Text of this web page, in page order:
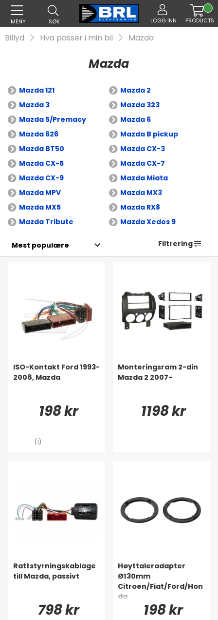
MENY SØK LOGG INN PRODUCTS
Billyd Hva passer i min bil Mazda
Mazda
Mazda 121
Mazda 2
Mazda 3
Mazda 323
Mazda 5/Premacy
Mazda 6
Mazda 626
Mazda B pickup
Mazda BT50
Mazda CX-3
Mazda CX-5
Mazda CX-7
Mazda CX-9
Mazda Miata
Mazda MPV
Mazda MX3
Mazda MX5
Mazda RX8
Mazda Tribute
Mazda Xedos 9
Filtrering
ISO-Kontakt Ford 1993-
2008, Mazda
198 kr
(1)
Monteringsram 2-din
Mazda 2 2007-
1198 kr
Rattstyrningskablage
till Mazda, passivt
798 kr
Høyttaleradapter
Ø130mm
Citroen/Fiat/Ford/Hon
da
198 kr